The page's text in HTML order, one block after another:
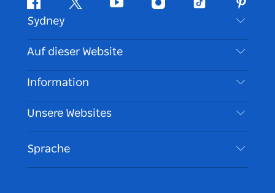
FacebookTwitter YouTubeInstagramTikTok
Sydney
Kontaktieren Sie uns
Haftungsausschluss
Cookie Notice
Auf dieser Website
Reiseziele
Aktivitäten
Veranstaltungen
Unterkunft
Information
Reiseinformationen
Barrierefreies Sydney
Tragen Sie Ihr Unternehmen ein
Unsere Websites
Sprache